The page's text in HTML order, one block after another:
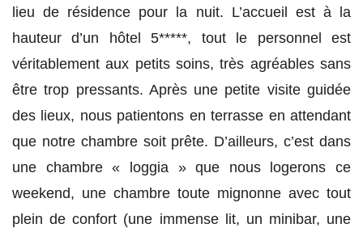
lieu de résidence pour la nuit. L’accueil est à la
hauteur d’un hôtel 5*****, tout le personnel est
véritablement aux petits soins, très agréables sans
être trop pressants. Après une petite visite guidée
des lieux, nous patientons en terrasse en attendant
que notre chambre soit prête. D’ailleurs, c’est dans
une chambre « loggia » que nous logerons ce
weekend, une chambre toute mignonne avec tout
plein de confort (une immense lit, un minibar, une